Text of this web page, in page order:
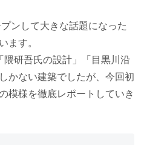
ンして大きな話題になった
ます。
隈研吾氏の設計」「目黒川沿
かない建築でしたが、今回初
模様を徹底レポートしていき